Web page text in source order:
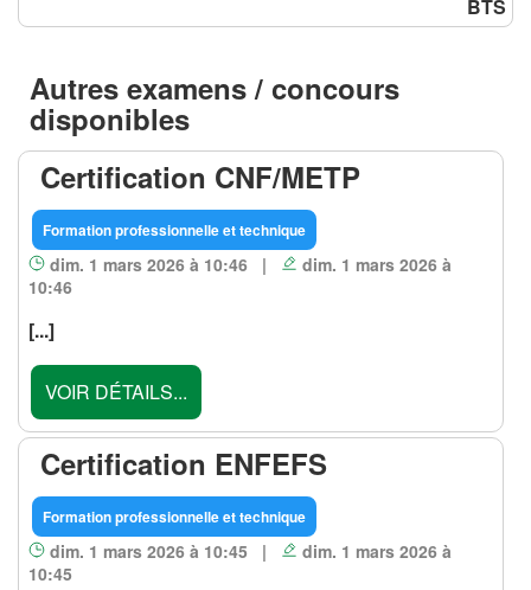
BTS
Autres examens / concours
disponibles
Certification CNF/METP
Formation professionnelle et technique
dim. 1 mars 2026 à 10:46 |
dim. 1 mars 2026 à
10:46
[...]
VOIR DÉTAILS...
Certification ENFEFS
Formation professionnelle et technique
dim. 1 mars 2026 à 10:45 |
dim. 1 mars 2026 à
10:45